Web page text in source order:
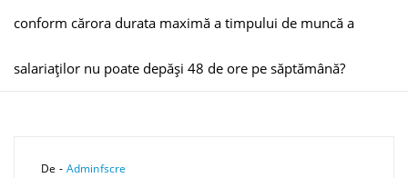
conform cărora durata maximă a timpului de muncă a
salariaților nu poate depăși 48 de ore pe săptămână?
De - Adminfscre